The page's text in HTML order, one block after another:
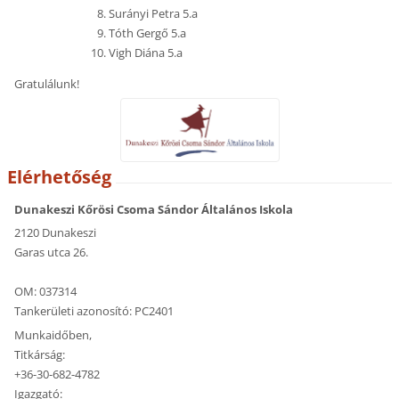
Surányi Petra 5.a
Tóth Gergő 5.a
Vigh Diána 5.a
Gratulálunk!
Elérhetőség
Dunakeszi Kőrösi Csoma Sándor Általános Iskola
2120 Dunakeszi
Garas utca 26.
OM: 037314
Tankerületi azonosító: PC2401
Munkaidőben,
Titkárság:
+36-30-682-4782
Igazgató: